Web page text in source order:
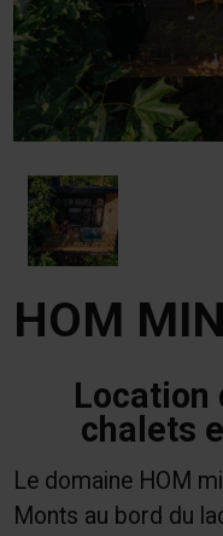
HOM
Location
chalets
Le domaine HOM
Monts au bord du